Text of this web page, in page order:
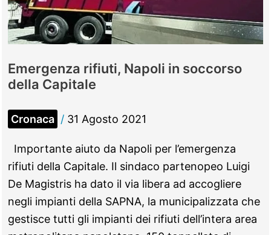
Emergenza rifiuti, Napoli in soccorso
della Capitale
Cronaca / 31 Agosto 2021
Importante aiuto da Napoli per l’emergenza
rifiuti della Capitale. Il sindaco partenopeo Luigi
De Magistris ha dato il via libera ad accogliere
negli impianti della SAPNA, la municipalizzata che
gestisce tutti gli impianti dei rifiuti dell’intera area